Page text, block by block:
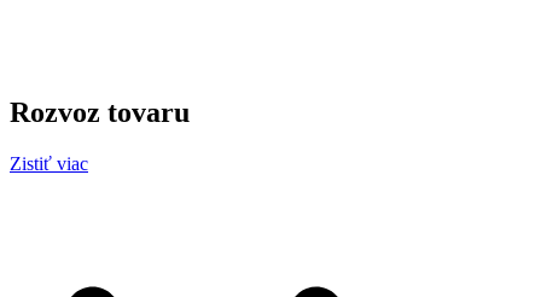
Rozvoz tovaru
Zistiť viac